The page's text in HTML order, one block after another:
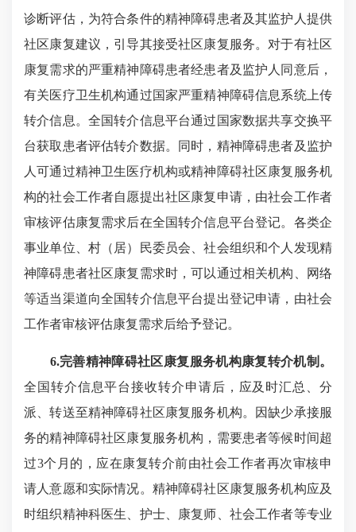
诊断评估，为符合条件的精神障碍患者及其监护人提供
社区康复建议，引导其接受社区康复服务。对于有社区
康复需求的严重精神障碍患者经患者及监护人同意后，
有关医疗卫生机构通过国家严重精神障碍信息系统上传
转介信息。全国转介信息平台通过国家数据共享交换平
台获取患者评估转介数据。同时，精神障碍患者及监护
人可通过精神卫生医疗机构或精神障碍社区康复服务机
构的社会工作者自愿提出社区康复申请，由社会工作者
审核评估康复需求后在全国转介信息平台登记。各类企
事业单位、村（居）民委员会、社会组织和个人发现精
神障碍患者社区康复需求时，可以通过相关机构、网络
等适当渠道向全国转介信息平台提出登记申请，由社会
工作者审核评估康复需求后给予登记。
6.完善精神障碍社区康复服务机构康复转介机制。
全国转介信息平台接收转介申请后，应及时汇总、分
派、转送至精神障碍社区康复服务机构。因缺少承接服
务的精神障碍社区康复服务机构，需要患者等候时间超
过3个月的，应在康复转介前由社会工作者再次审核申
请人意愿和实际情况。精神障碍社区康复服务机构应及
时组织精神科医生、护士、康复师、社会工作者等专业